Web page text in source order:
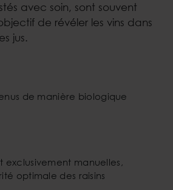
avec soin, sont souvent
de révéler les vins dans
jus.
de manière biologique
exclusivement manuelles,
optimale des raisins